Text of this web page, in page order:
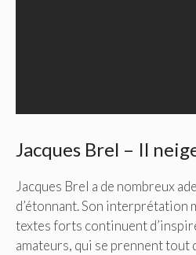
Jacques Brel – Il
Jacques Brel a de nombreux
d’étonnant. Son interprétation
textes forts continuent
amateurs, qui se prennent tout